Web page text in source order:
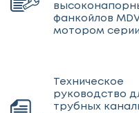
фанкойлов
мотором серии
Техническое
руководство
трубных